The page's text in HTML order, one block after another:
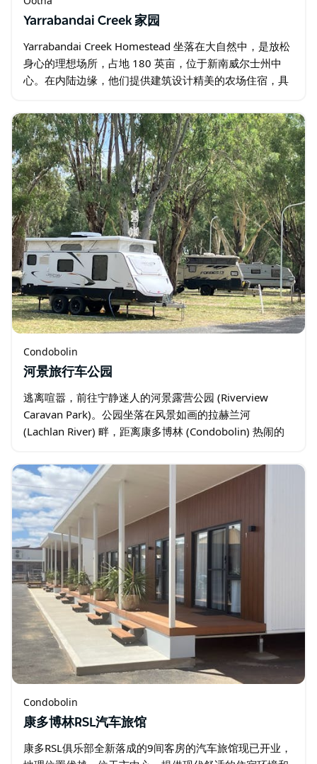
Yarrabandai Creek 家园
Yarrabandai Creek Homestead 坐落在大自然中，是放松
身心的理想场所，占地 180 英亩，位于新南威尔士州中
心。在内陆边缘，他们提供建筑设计精美的农场住宿，具
Condobolin
河景旅行车公园
逃离喧嚣，前往宁静迷人的河景露营公园 (Riverview
Caravan Park)。公园坐落在风景如画的拉赫兰河
(Lachlan River) 畔，距离康多博林 (Condobolin) 热闹的
Condobolin
康多博林RSL汽车旅馆
康多RSL俱乐部全新落成的9间客房的汽车旅馆现已开业，